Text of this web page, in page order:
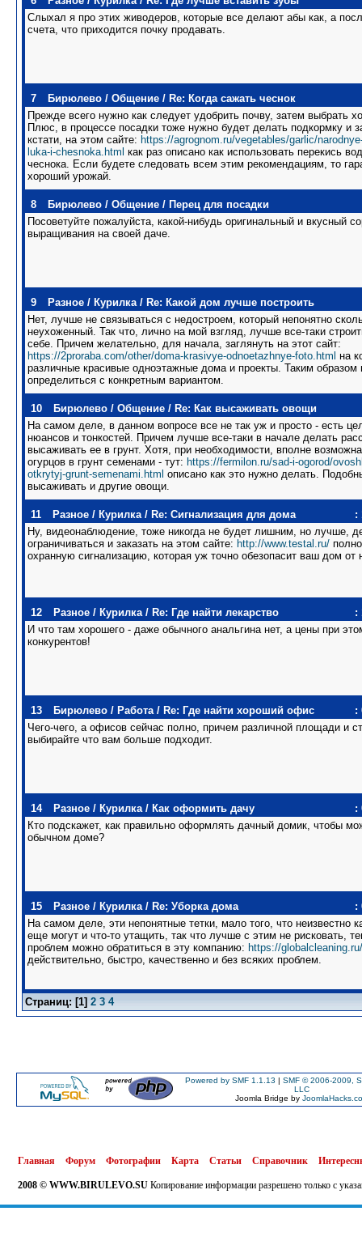
Слыхал я про этих живодеров, которые все делают абы как, а
счета, что приходится почку продавать.
7 Бирюлево / Общение / Re: Когда сажать чеснок
Прежде всего нужно как следует удобрить почву, затем выбрать
Плюс, в процессе посадки тоже нужно будет делать подкормку и
кстати, на этом сайте: https://agrognom.ru/vegetables/garlic/
luka-i-chesnoka.html как раз описано как использовать перекись
чеснока. Если будете следовать всем этим рекомендациям, то
хороший урожай.
8 Бирюлево / Общение / Перец для посадки
Посоветуйте пожалуйста, какой-нибудь оригинальный и вкусный
выращивания на своей даче.
9 Разное / Курилка/ Re: Какой дом лучше построить
Нет, лучше не связываться с недостроем, который непонятно
неухоженный. Так что, лично на мой взгляд, лучше все-таки
себе. Причем желательно, для начала, заглянуть на этот сайт:
https://2proraba.com/other/doma-krasivye-odnoetazhnye-foto.html на
различные красивые одноэтажные дома и проекты. Таким
определиться с конкретным вариантом.
10 Бирюлево / Общение / Re: Как высаживать овощи
На самом деле, в данном вопросе все не так уж и просто - есть
нюансов и тонкостей. Причем лучше все-таки в начале делать
высаживать ее в грунт. Хотя, при необходимости, вполне
огурцов в грунт семенами - тут: https://fermilon.ru/sad-i-ogorod/
otkrytyj-grunt-semenami.html описано как это нужно делать.
высаживать и другие овощи.
11 Разное / Курилка/ Re: Сигнализация для дома
:
Ну, видеонаблюдение, тоже никогда не будет лишним, но лучше,
ограничиваться и заказать на этом сайте: http://www.testal.ru/
охранную сигнализацию, которая уж точно обезопасит ваш дом от
12 Разное / Курилка/ Re: Где найти лекарство
:
И что там хорошего - даже обычного анальгина нет, а цены при
конкурентов!
13 Бирюлево / Работа/ Re: Где найти хороший офис
:
Чего-чего, а офисов сейчас полно, причем различной площади и
выбирайте что вам больше подходит.
14 Разное / Курилка/ Как оформить дачу
:
Кто подскажет, как правильно оформлять дачный домик, чтобы
обычном доме?
15 Разное / Курилка/ Re: Уборка дома
:
На самом деле, эти непонятные тетки, мало того, что неизвестно
еще могут и что-то утащить, так что лучше с этим не рисковать,
проблем можно обратиться в эту компанию: https://globalcleaning.ru/
действительно, быстро, качественно и без всяких проблем.
Страниц: [1] 2 3 4
Powered by SMF 1.1.13 | SMF © 2006-2009,
LLC
Joomla Bridge by
Главная Форум Фотографии Карта Статьи Справочник
2008 © WWW.BIRULEVO.SU Копирование информации разрешено только с